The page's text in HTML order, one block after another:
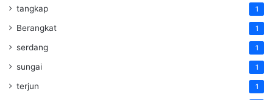
tangkap 1
Berangkat 1
serdang 1
sungai 1
terjun 1